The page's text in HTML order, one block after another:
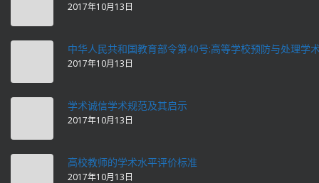
2017年10月13日
中华人民共和国教育部令第40号:高等学校预防与处理学
2017年10月13日
学术诚信学术规范及其启示
2017年10月13日
高校教师的学术水平评价标准
2017年10月13日